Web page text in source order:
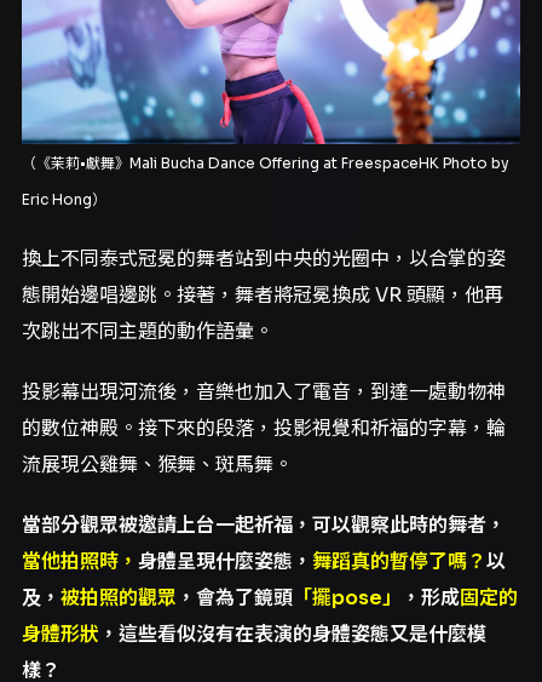
（《茉莉•獻舞》 Mali Bucha Dance Offering at FreespaceHK Photo by
Eric Hong）
換上不同泰式冠冕的舞者站到中央的光圈中，以合掌的姿
態開始邊唱邊跳。接著，舞者將冠冕換成 VR 頭顯，他再
次跳出不同主題的動作語彙。
投影幕出現河流後，音樂也加入了電音，到達一處動物神
的數位神殿。接下來的段落，投影視覺和祈福的字幕，輪
流展現公雞舞、猴舞、斑馬舞。
當部分觀眾被邀請上台一起祈福，可以觀察此時的舞者，
當他拍照時， 身體呈現什麼姿態， 舞蹈真的暫停了嗎？以
及， 被拍照的觀眾 ，會為了鏡頭「擺pose」 ，形成固定的
身體形狀 ，這些看似沒有在表演的身體姿態又是什麼模
樣？